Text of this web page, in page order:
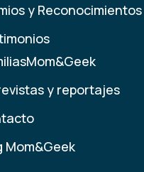
y Reconocimientos
y reportajes
Mom&Geek